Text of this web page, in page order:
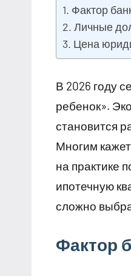
Фактор
Личные
Цена
В 2026 году
ребенок».
становится
Многим
на практике
ипотечную
сложно
Фактор